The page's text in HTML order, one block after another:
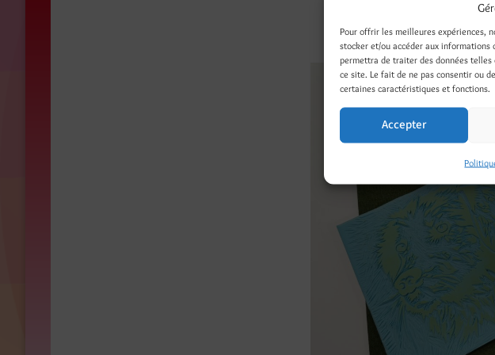
Pour offrir les meilleures expériences,
stocker et/ou accéder aux informations
permettra de traiter des données
ce site. Le fait de ne pas consentir ou
certaines caractéristiques et fonctions.
Accepter